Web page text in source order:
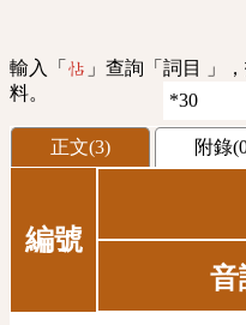
輸入「 怗 」查詢「詞目 」
料。
正文(3) 附錄
編號
音